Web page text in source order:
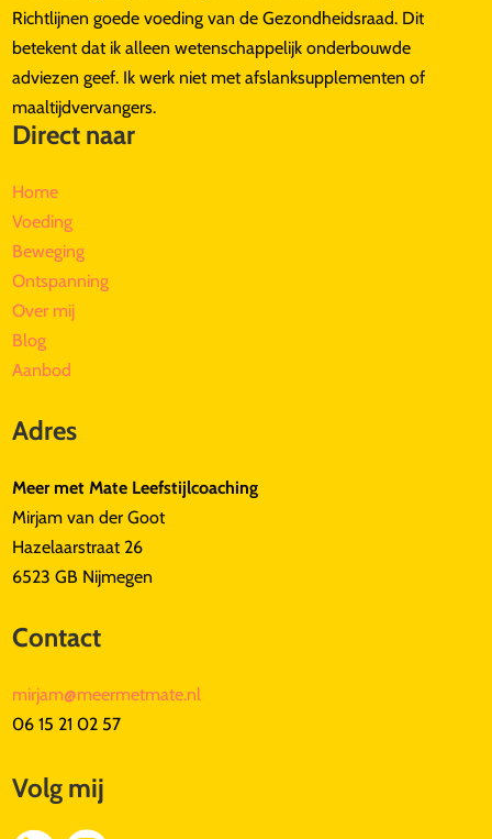
Adres
Meer met Mate Leefstijlcoaching
Mirjam van der Goot
Hazelaarstraat 26
6523 GB Nijmegen
Contact
mirjam@meermetmate.nl
06 15 21 02 57
Volg mij
Direct naar
Home
Voeding
Beweging
Ontspanning
Over mij
Blog
Aanbod
Richtlijnen goede voeding van de Gezondheidsraad. Dit
betekent dat ik alleen wetenschappelijk onderbouwde
adviezen geef. Ik werk niet met afslanksupplementen of
maaltijdvervangers.